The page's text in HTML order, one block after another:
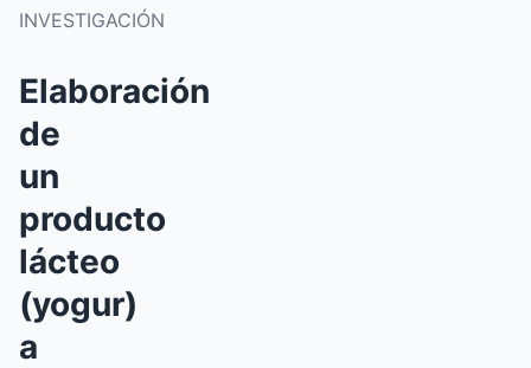
INVESTIGACIÓN
Elaboración
de
un
producto
lácteo
(yogur)
a